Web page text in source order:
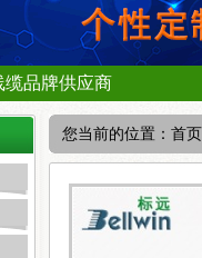
缆品牌供应商
您当前的位置： 首页